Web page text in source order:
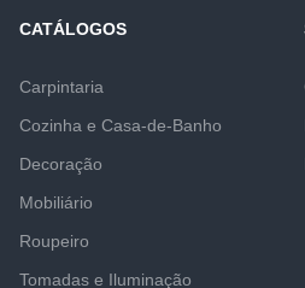
CATÁLOGOS
Carpintaria
Cozinha e Casa-de-Banho
Decoração
Mobiliário
Roupeiro
Tomadas e Iluminação